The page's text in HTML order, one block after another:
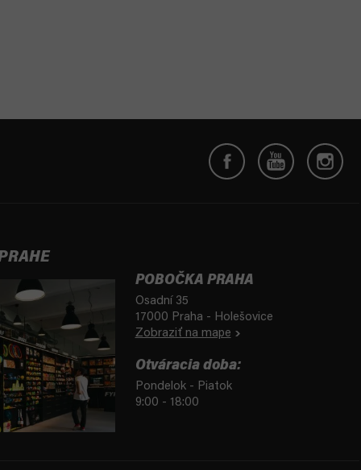
POBOČKA PRAHA
Osadní 35
17000 Praha - Holešovice
Zobraziť na mape
Otváracia doba:
Pondelok - Piatok
9:00 - 18:00